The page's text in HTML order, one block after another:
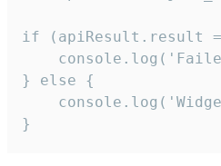
if (apiResult.result
} else {
}